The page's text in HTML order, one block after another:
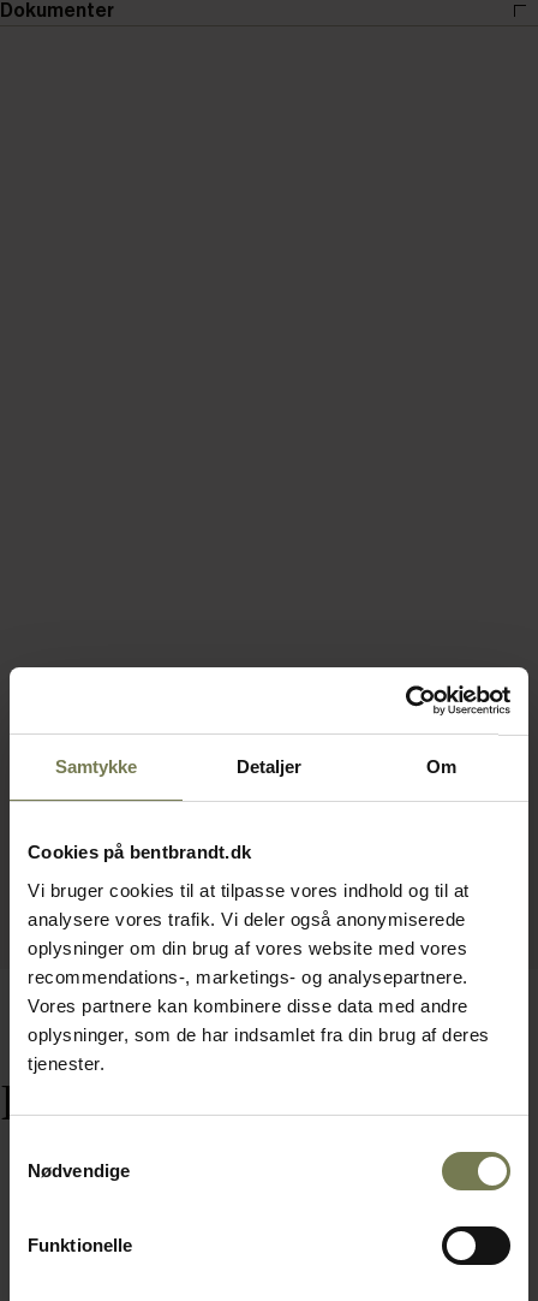
Samtykke Detaljer Om
Cookies på bentbrandt.dk
Vi bruger cookies til at tilpasse vores indhold og til at
analysere vores trafik. Vi deler også anonymiserede
oplysninger om din brug af vores website med vores
recommendations-, marketings- og analysepartnere.
Vores partnere kan kombinere disse data med andre
oplysninger, som de har indsamlet fra din brug af deres
tjenester.
Nødvendige
Funktionelle
Dokumenter
Relaterede varer